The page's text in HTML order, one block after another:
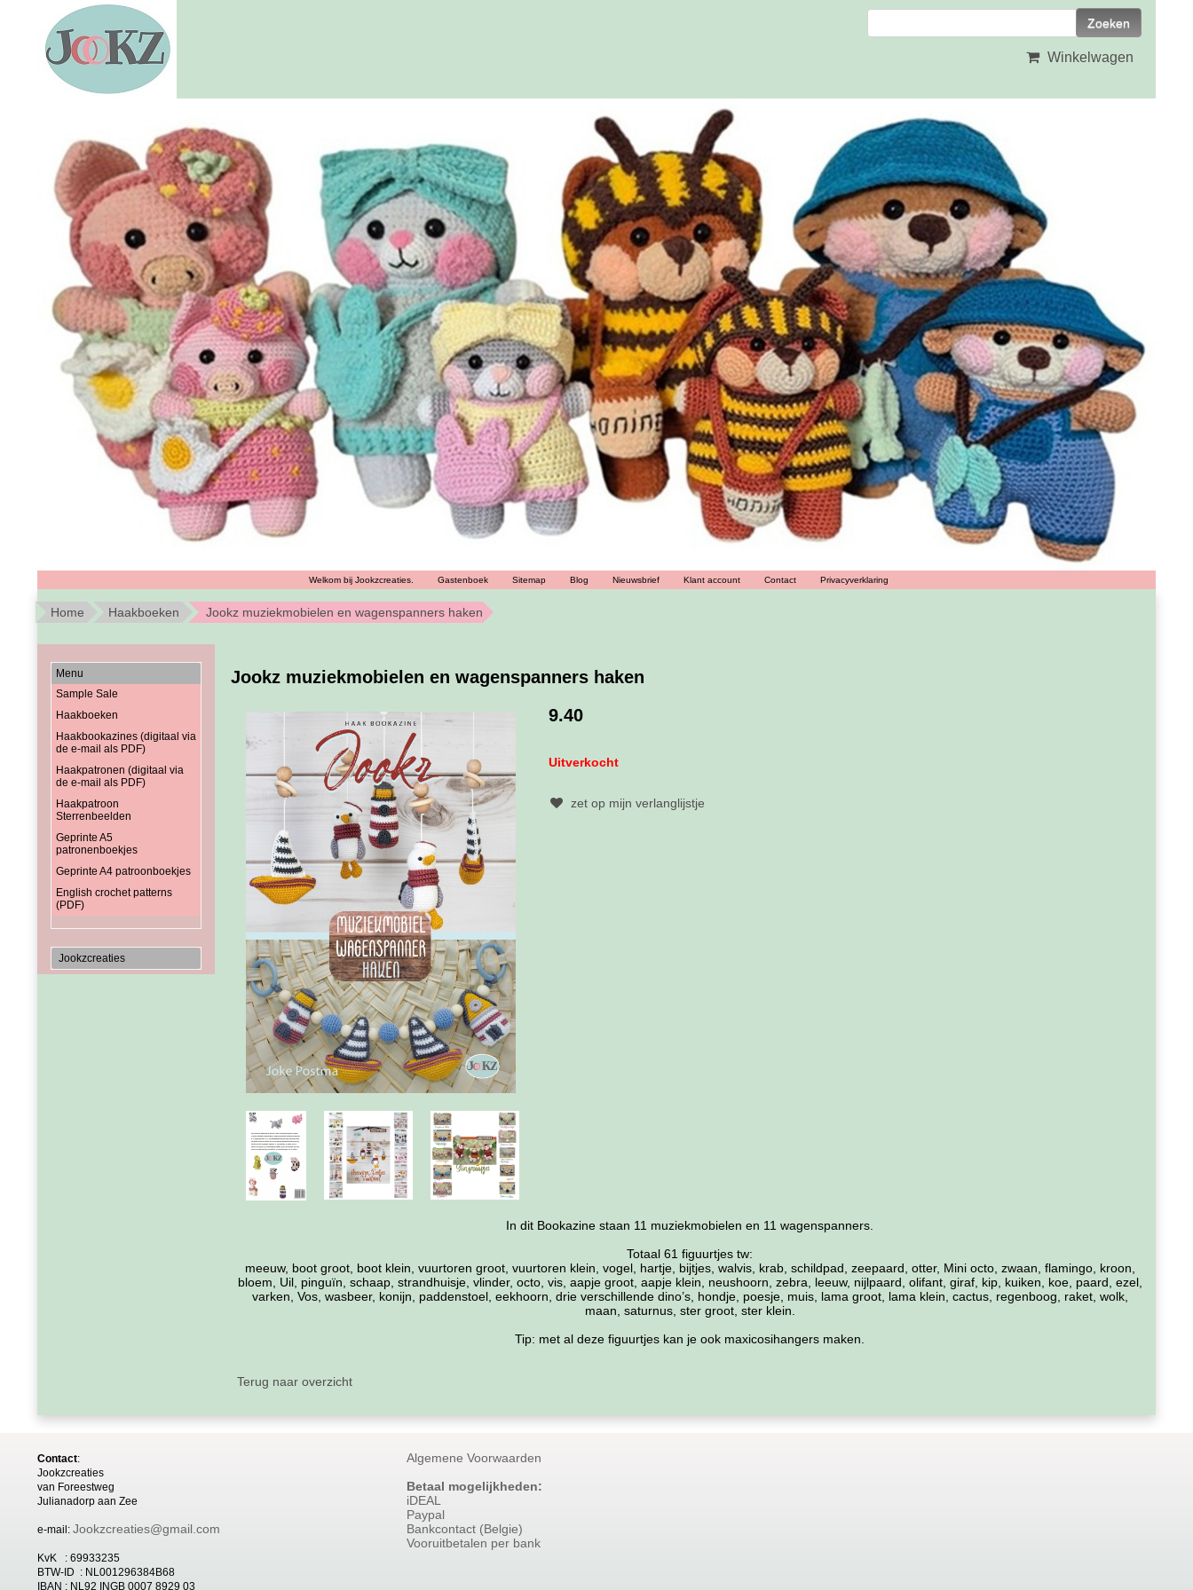
Winkelwagen
Welkom bij Jookzcreaties. Gastenboek Sitemap Blog Nieuwsbrief Klant account Contact Privacyverklaring
Home Haakboeken Jookz muziekmobielen en wagenspanners haken
Menu
Sample Sale
Haakboeken
Haakbookazines (digitaal via
de e-mail als PDF)
Haakpatronen (digitaal via
de e-mail als PDF)
Haakpatroon
Sterrenbeelden
Geprinte A5
patronenboekjes
Geprinte A4 patroonboekjes
English crochet patterns
(PDF)
Jookzcreaties
Jookz muziekmobielen en wagenspanners haken
9.40
Uitverkocht
zet op mijn verlanglijstje
In dit Bookazine staan 11 muziekmobielen en 11 wagenspanners.
Totaal 61 figuurtjes tw:
meeuw, boot groot, boot klein, vuurtoren groot, vuurtoren klein, vogel, hartje, bijtjes, walvis, krab, schildpad, zeepaard, otter, Mini octo, zwaan, flamingo, kroon,
bloem, Uil, pinguïn, schaap, strandhuisje, vlinder, octo, vis, aapje groot, aapje klein, neushoorn, zebra, leeuw, nijlpaard, olifant, giraf, kip, kuiken, koe, paard, ezel,
varken, Vos, wasbeer, konijn, paddenstoel, eekhoorn, drie verschillende dino’s, hondje, poesje, muis, lama groot, lama klein, cactus, regenboog, raket, wolk,
maan, saturnus, ster groot, ster klein.
Tip: met al deze figuurtjes kan je ook maxicosihangers maken.
Terug naar overzicht
Contact:
Jookzcreaties
van Foreestweg
Julianadorp aan Zee
e-mail: Jookzcreaties@gmail.com
KvK : 69933235
BTW-ID : NL001296384B68
IBAN : NL92 INGB 0007 8929 03
Algemene Voorwaarden
Betaal mogelijkheden:
iDEAL
Paypal
Bankcontact (Belgie)
Vooruitbetalen per bank